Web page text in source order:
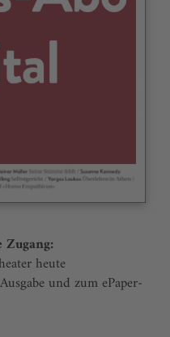
heute
und zum ePaper-